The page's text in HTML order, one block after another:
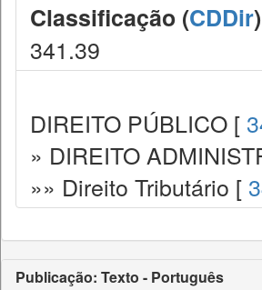
Classificação (CDDir)
341.39
DIREITO PÚBLICO [
» DIREITO
»» Direito Tributário [
Publicação: Texto - Português